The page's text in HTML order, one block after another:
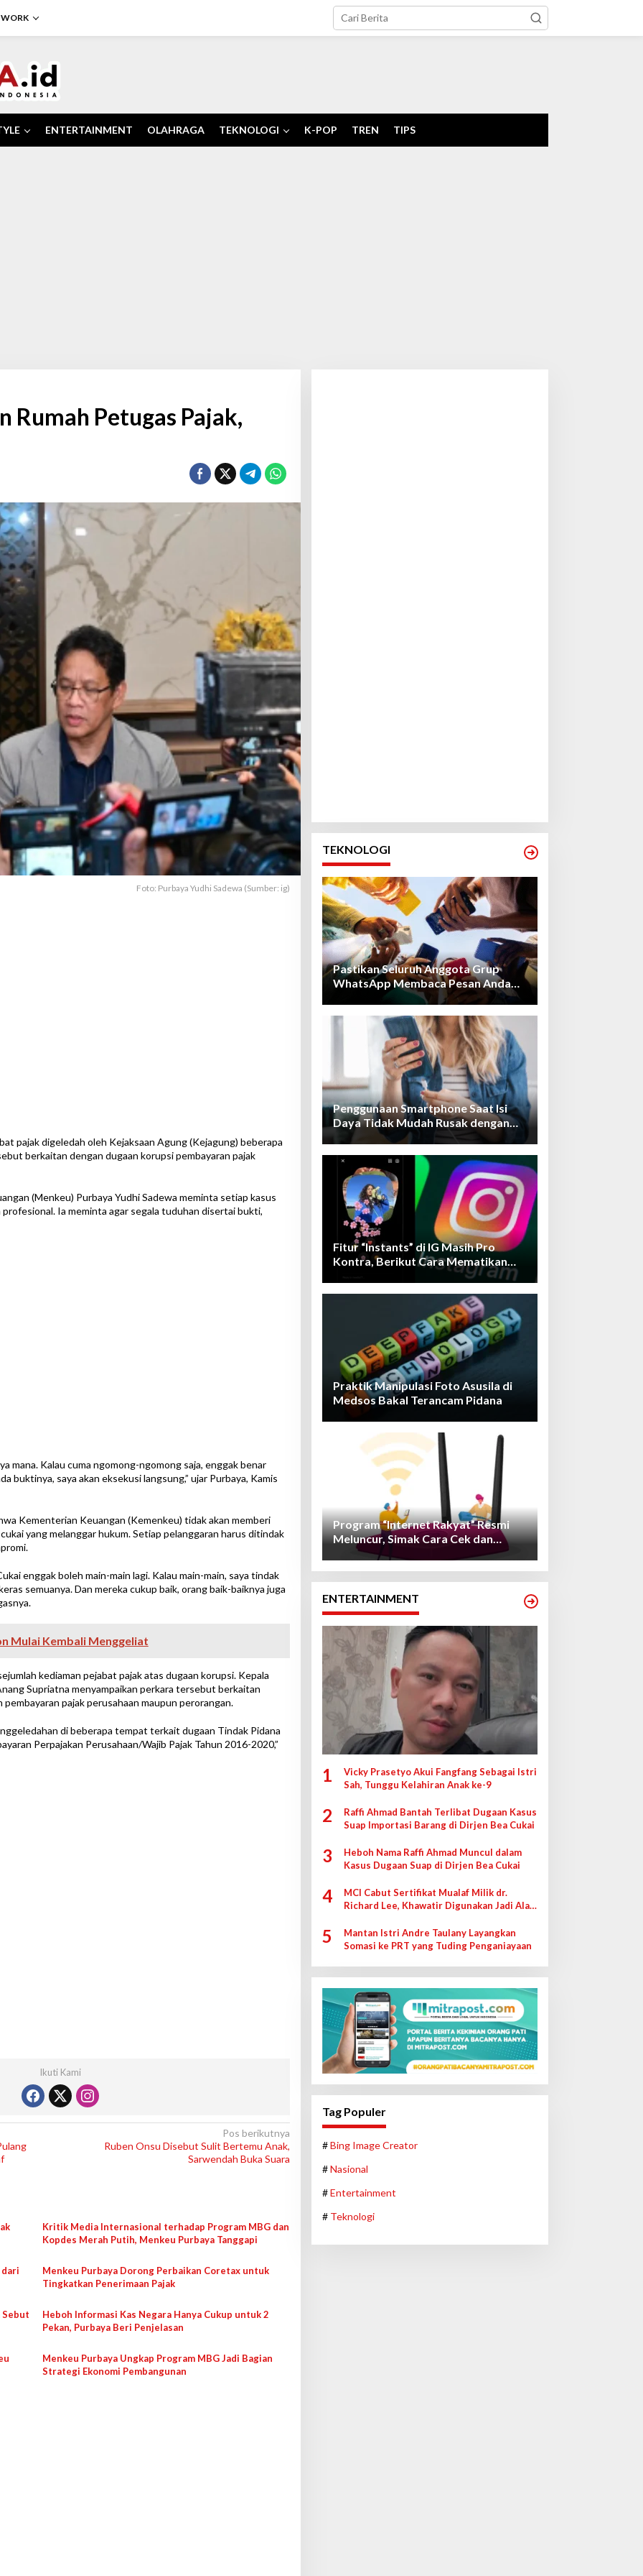
ENTERTAINMENT OLAHRAGA TEKNOLOGI K-POP TREN TIPS
Rumah Petugas Pajak,
Foto: Purbaya Yudhi Sadewa (Sumber: ig)
pajak digeledah oleh Kejaksaan Agung (Kejagung) beberapa
berkaitan dengan dugaan korupsi pembayaran pajak
(Menkeu) Purbaya Yudhi Sadewa meminta setiap kasus
Ia meminta agar segala tuduhan disertai bukti,
mana. Kalau cuma ngomong-ngomong saja, enggak benar
buktinya, saya akan eksekusi langsung,” ujar Purbaya, Kamis
Kementerian Keuangan (Kemenkeu) tidak akan memberi
yang melanggar hukum. Setiap pelanggaran harus ditindak
enggak boleh main-main lagi. Kalau main-main, saya tindak
semuanya. Dan mereka cukup baik, orang baik-baiknya juga
Mulai Kembali Menggeliat
kediaman pejabat pajak atas dugaan korupsi. Kepala
Supriatna menyampaikan perkara tersebut berkaitan
pajak perusahaan maupun perorangan.
di beberapa tempat terkait dugaan Tindak Pidana
Perpajakan Perusahaan/Wajib Pajak Tahun 2016-2020,”
Ikuti Kami
Pos berikutnya
Ruben Onsu Disebut Sulit Bertemu Anak,
Sarwendah Buka Suara
Kritik Media Internasional terhadap Program MBG dan
Kopdes Merah Putih, Menkeu Purbaya Tanggapi
Menkeu Purbaya Dorong Perbaikan Coretax untuk
Tingkatkan Penerimaan Pajak
Sebut
Heboh Informasi Kas Negara Hanya Cukup untuk 2
Pekan, Purbaya Beri Penjelasan
Menkeu Purbaya Ungkap Program MBG Jadi Bagian
Strategi Ekonomi Pembangunan
TEKNOLOGI
Pastikan Seluruh Anggota Grup
WhatsApp Membaca Pesan Anda
dengan Cara Ini!
Penggunaan Smartphone Saat Isi
Daya Tidak Mudah Rusak dengan
Teknologi Ini
Fitur “Instants” di IG Masih Pro
Kontra, Berikut Cara Mematikan
Praktik Manipulasi Foto Asusila di
Medsos Bakal Terancam Pidana
Program “Internet Rakyat” Resmi
Meluncur, Simak Cara Cek dan
Daftarnya!
ENTERTAINMENT
1
Vicky Prasetyo Akui Fangfang Sebagai Istri
Sah, Tunggu Kelahiran Anak ke-9
2
Raffi Ahmad Bantah Terlibat Dugaan Kasus
Suap Importasi Barang di Dirjen Bea Cukai
3
Heboh Nama Raffi Ahmad Muncul dalam
Kasus Dugaan Suap di Dirjen Bea Cukai
4
MCI Cabut Sertifikat Mualaf Milik dr.
Richard Lee, Khawatir Digunakan Jadi Alat
5
Mantan Istri Andre Taulany Layangkan
Somasi ke PRT yang Tuding Penganiayaan
Tag Populer
#Bing Image Creator
#Nasional
#Entertainment
# Teknologi